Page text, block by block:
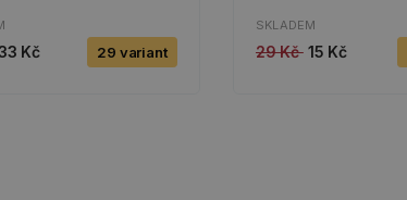
Kč 29 variant
SKLADEM
29 Kč 15 Kč